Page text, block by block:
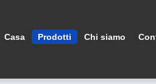
Casa Prodotti Chi siamo